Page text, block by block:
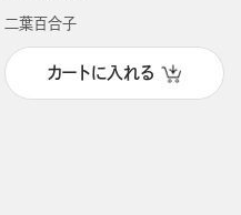
二葉百合子
カートに入れる